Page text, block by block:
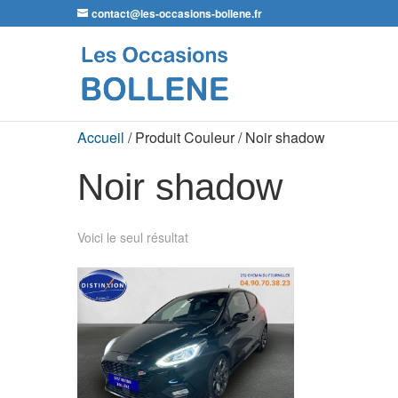
contact@les-occasions-bollene.fr
Accueil / Produit Couleur / Noir shadow
Noir shadow
Voici le seul résultat